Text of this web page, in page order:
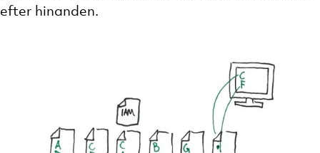
efter hinanden.